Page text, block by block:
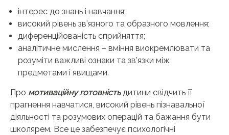
інтерес до знань і навчання;
високий рівень зв’язного та образного мовлення;
диференційованість сприйняття;
аналітичне мислення – вміння виокремлювати та
розуміти важливі ознаки та зв’язки між
предметами і явищами.
Про мотиваційну готовністьдитини свідчить її
прагнення навчатися, високий рівень пізнавальної
діяльності та розумових операцій та бажання бути
школярем. Все це забезпечує психологічні